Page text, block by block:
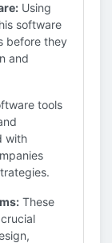
Using
software
before they
and
tools
with
These